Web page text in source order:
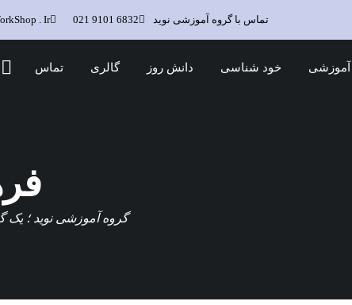
تماس با گروه آموزشی نوید 6832 9101 021
. Ir
آموزشی خود شناسی دانش روز گالری تماس
گروه آموزشی نوید ؛ یک